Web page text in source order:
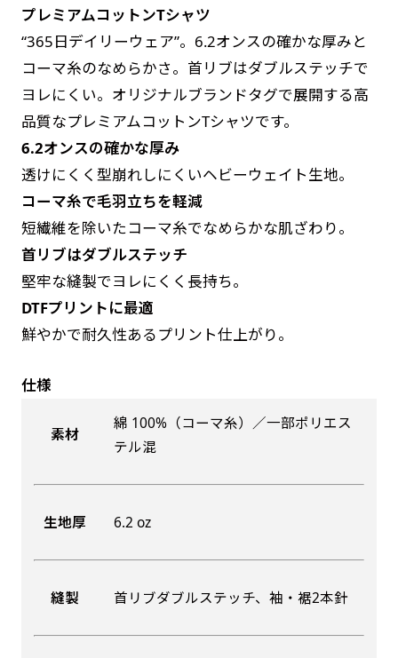
プレミアムコットンTシャツ
“365日デイリーウェア”。6.2オンスの確かな厚みと
コーマ糸のなめらかさ。首リブはダブルステッチで
ヨレにくい。オリジナルブランドタグで展開する高
品質なプレミアムコットンTシャツです。
6.2オンスの確かな厚み
透けにくく型崩れしにくいヘビーウェイト生地。
コーマ糸で毛羽立ちを軽減
短繊維を除いたコーマ糸でなめらかな肌ざわり。
首リブはダブルステッチ
堅牢な縫製でヨレにくく長持ち。
DTFプリントに最適
鮮やかで耐久性あるプリント仕上がり。
仕様
素材
綿 100%（コーマ糸）／一部ポリエス
テル混
生地厚 6.2 oz
縫製 首リブダブルステッチ、袖・裾2本針
す。かわいいい＆おしゃれなのぼりです。台はセ
ットでついてます。
ジャンボ(90x270)
遠くからでも視認しやすいジャンボサイズです。
駐車場などのスペースに余裕がある場所で大々的
に宣伝できます。
4mまたは5mのポールが必要です。
吊り下げ旗(30x42)
掛け軸のように吊り下げ式にします。上部に棒袋
際の装飾などにとてもお役立ち！
す。かわいいい＆おしゃれなのぼりです。台はセ
ットでついてます。
ジャンボ(270x90)
遠くからでも視認しやすいジャンボサイズです。
駐車場などのスペースに余裕がある場所で大々的
に宣伝できます。
4mまたは5mのポールが必要です。
吊り下げ旗(42x30)
掛け軸のように吊り下げ式にします。上部に棒袋
際の装飾などにとてもお役立ち！